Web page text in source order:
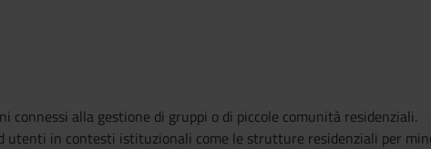
connessi alla gestione di gruppi o di piccole comunità residenziali.
utenti in contesti istituzionali come le strutture residenziali per